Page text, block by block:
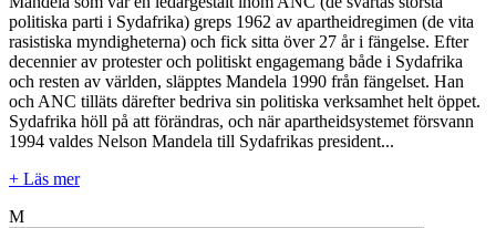
politiska parti i Sydafrika) greps 1962 av apartheidregimen (de vita
rasistiska myndigheterna) och fick sitta över 27 år i fängelse. Efter
decennier av protester och politiskt engagemang både i Sydafrika
och resten av världen, släpptes Mandela 1990 från fängelset. Han
och ANC tilläts därefter bedriva sin politiska verksamhet helt öppet.
Sydafrika höll på att förändras, och när apartheidsystemet försvann
1994 valdes Nelson Mandela till Sydafrikas president...
+ Läs mer
M